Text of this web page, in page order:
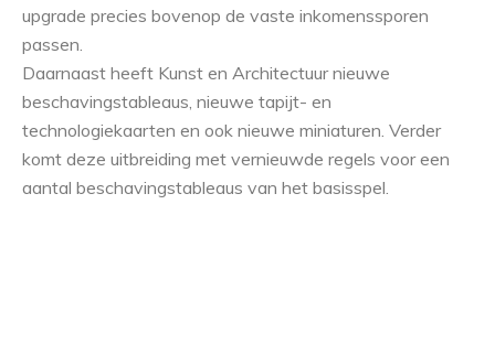
upgrade precies bovenop de vaste inkomenssporen
passen.
Daarnaast heeft Kunst en Architectuur nieuwe
beschavingstableaus, nieuwe tapijt- en
technologiekaarten en ook nieuwe miniaturen. Verder
komt deze uitbreiding met vernieuwde regels voor een
aantal beschavingstableaus van het basisspel.